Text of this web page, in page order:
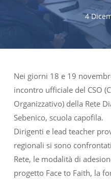
4
Nei giorni 18 e 19
incontro ufficiale del CSO
Organizzativo) della Rete
Sebenico, scuola capofila.
Dirigenti e lead teacher
regionali si sono
Rete, le modalità di
progetto Face to Faith, la